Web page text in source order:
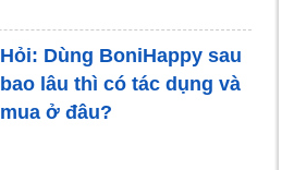
Hỏi: Dùng BoniHappy sau
bao lâu thì có tác dụng và
mua ở đâu?